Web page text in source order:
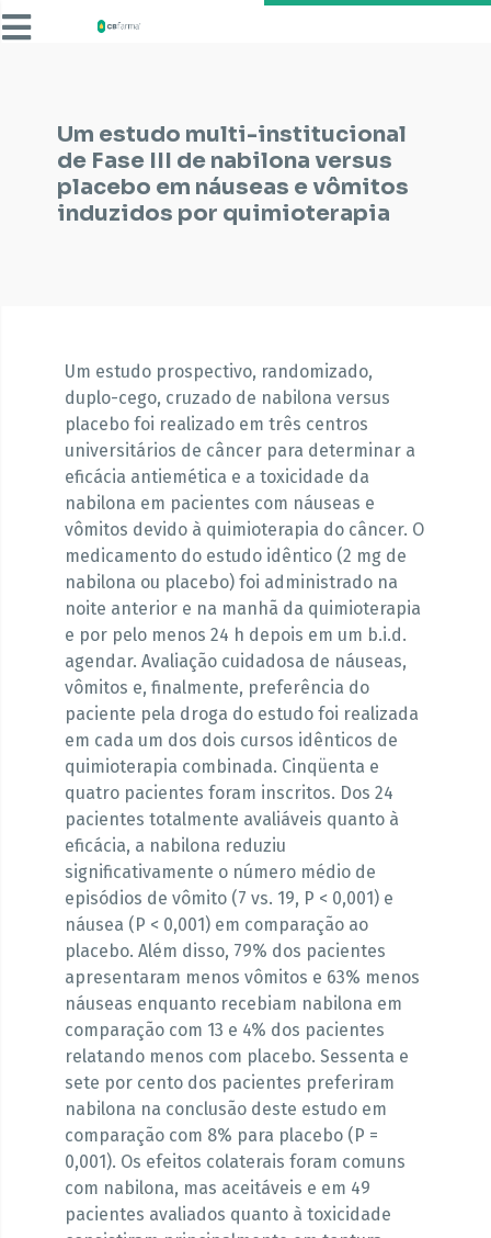
Um estudo multi-institucional
de Fase III de nabilona versus
placebo em náuseas e vômitos
induzidos por quimioterapia
Um estudo prospectivo, randomizado,
duplo-cego, cruzado de nabilona versus
placebo foi realizado em três centros
universitários de câncer para determinar a
eficácia antiemética e a toxicidade da
nabilona em pacientes com náuseas e
vômitos devido à quimioterapia do câncer. O
medicamento do estudo idêntico (2 mg de
nabilona ou placebo) foi administrado na
noite anterior e na manhã da quimioterapia
e por pelo menos 24 h depois em um b.i.d.
agendar. Avaliação cuidadosa de náuseas,
vômitos e, finalmente, preferência do
paciente pela droga do estudo foi realizada
em cada um dos dois cursos idênticos de
quimioterapia combinada. Cinqüenta e
quatro pacientes foram inscritos. Dos 24
pacientes totalmente avaliáveis quanto à
eficácia, a nabilona reduziu
significativamente o número médio de
episódios de vômito (7 vs. 19, P < 0,001) e
náusea (P < 0,001) em comparação ao
placebo. Além disso, 79% dos pacientes
apresentaram menos vômitos e 63% menos
náuseas enquanto recebiam nabilona em
comparação com 13 e 4% dos pacientes
relatando menos com placebo. Sessenta e
sete por cento dos pacientes preferiram
nabilona na conclusão deste estudo em
comparação com 8% para placebo (P =
0,001). Os efeitos colaterais foram comuns
com nabilona, mas aceitáveis e em 49
pacientes avaliados quanto à toxicidade